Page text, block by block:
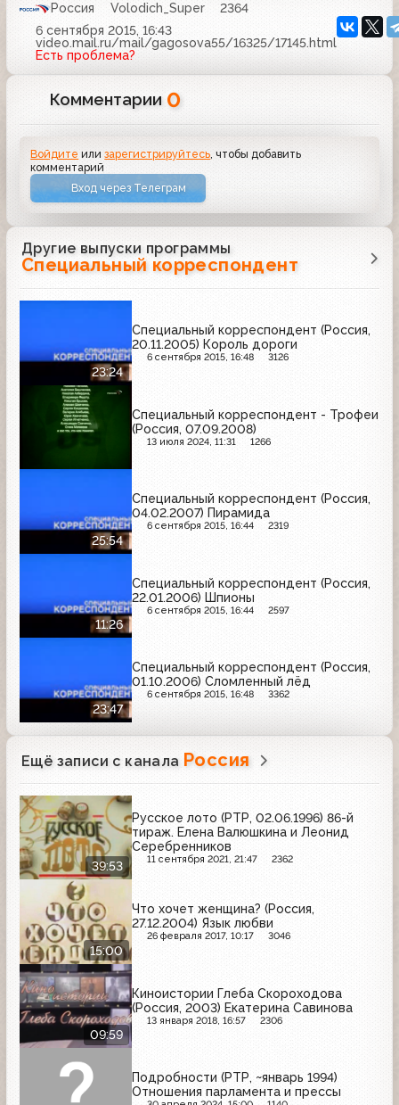
Россия Volodich_Super
2364
6 сентября 2015, 16:43
video.mail.ru/mail/gagosova55/16325/17145.html
Есть проблема?
Комментарии 0
Войдите илизарегистрируйтесь , чтобы добавить
комментарий
Вход через Телеграм
Другие выпуски программы
Специальный корреспондент
23:24
Специальный корреспондент (Россия,
20.11.2005) Король дороги
6 сентября 2015, 16:48 3126
Специальный корреспондент - Трофеи
(Россия, 07.09.2008)
13 июля 2024, 11:31 1266
25:54
Специальный корреспондент (Россия,
04.02.2007) Пирамида
6 сентября 2015, 16:44 2319
11:26
Специальный корреспондент (Россия,
22.01.2006) Шпионы
6 сентября 2015, 16:44 2597
23:47
Специальный корреспондент (Россия,
01.10.2006) Сломленный лёд
6 сентября 2015, 16:48 3362
Ещё записи с канала Россия
39:53
Русское лото (РТР, 02.06.1996) 86-й
тираж. Елена Валюшкина и Леонид
Серебренников
11 сентября 2021, 21:47 2362
15:00
Что хочет женщина? (Россия,
27.12.2004) Язык любви
26 февраля 2017, 10:17 3046
09:59
Киноистории Глеба Скороходова
(Россия, 2003) Екатерина Савинова
13 января 2018, 16:57 2306
Подробности (РТР, ~январь 1994)
Отношения парламента и прессы